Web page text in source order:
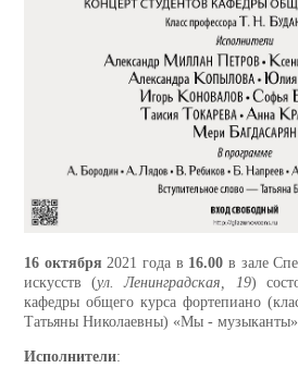
16 октября 2021 года в 16.00 в зале
искусств (ул. Ленинградская, 19)
кафедры общего курса фортепиано
Татьяны Николаевны) «Мы -
Исполнители: